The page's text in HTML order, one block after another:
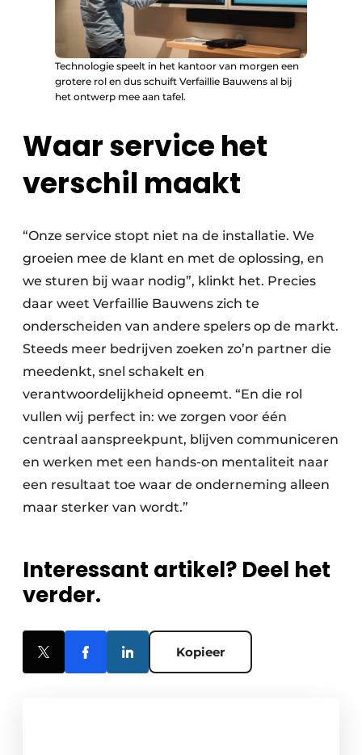
Technologie speelt in het kantoor van morgen een
grotere rol en dus schuift Verfaillie Bauwens al bij
het ontwerp mee aan tafel.
Waar service het
verschil maakt
“Onze service stopt niet na de installatie. We
groeien mee de klant en met de oplossing, en
we sturen bij waar nodig”, klinkt het. Precies
daar weet Verfaillie Bauwens zich te
onderscheiden van andere spelers op de markt.
Steeds meer bedrijven zoeken zo’n partner die
meedenkt, snel schakelt en
verantwoordelijkheid opneemt. “En die rol
vullen wij perfect in: we zorgen voor één
centraal aanspreekpunt, blijven communiceren
en werken met een hands-on mentaliteit naar
een resultaat toe waar de onderneming alleen
maar sterker van wordt.”
Interessant artikel? Deel het
verder.
Kopieer